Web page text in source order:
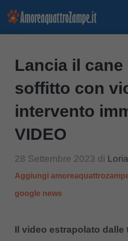
Vai
Lancia il
soffitto con
intervento
VIDEO
28 Settembre 2023 di
Aggiungi
google news
Il video estrapolato dalle